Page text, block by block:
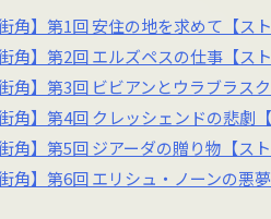
角】第1回 安住の地を求めて【スト
角】第2回 エルズペスの仕事【スト
角】第3回 ビビアンとウラブラス
角】第4回 クレッシェンドの悲劇【
角】第5回 ジアーダの贈り物【スト
角】第6回 エリシュ・ノーンの悪